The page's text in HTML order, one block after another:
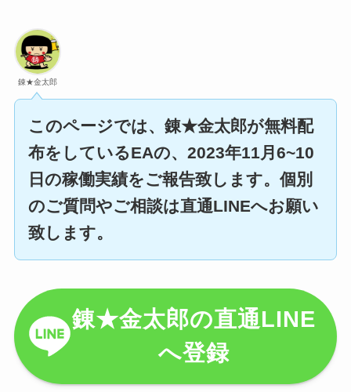
錬★金太郎
このページでは、錬★金太郎が無料配
布をしているEAの、2023年11月6~10
日の稼働実績をご報告致します。個別
のご質問やご相談は直通LINEへお願い
致します。
錬★金太郎の直通LINE
へ登録